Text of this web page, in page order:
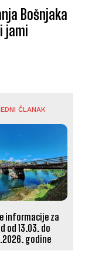
Bošnjaka
jami
ČLANAK
informacije za
od 13.03. do
godine